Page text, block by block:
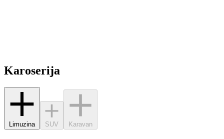
Karoserija
Limuzina SUV Karavan